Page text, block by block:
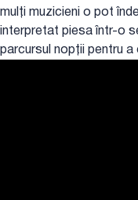
mulți muzicieni o pot
interpretat piesa într-o
parcursul nopții pentru